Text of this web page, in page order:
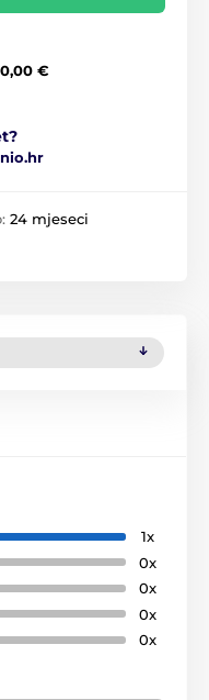
€
24 mjeseci
1x
0x
0x
0x
0x